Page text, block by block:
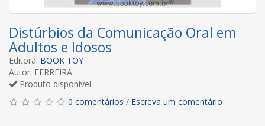
Distúrbios da Comunicação Oral em
Adultos e Idosos
Editora: BOOK TOY
Autor: FERREIRA
Produto disponível
0 comentários / Escreva um comentário